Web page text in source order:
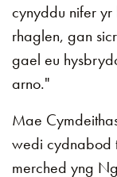
cynyddu nifer
rhaglen, gan
gael eu
arno."
Mae
wedi cydnabod
merched yng